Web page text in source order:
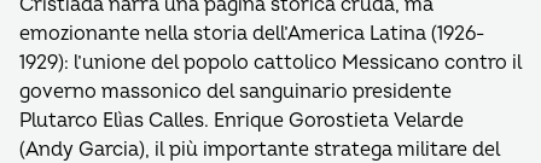
Cristiada narra una pagina storica cruda, ma
emozionante nella storia dell’America Latina (1926-
1929): l’unione del popolo cattolico Messicano contro il
governo massonico del sanguinario presidente
Plutarco Elìas Calles. Enrique Gorostieta Velarde
(Andy Garcia), il più importante stratega militare del